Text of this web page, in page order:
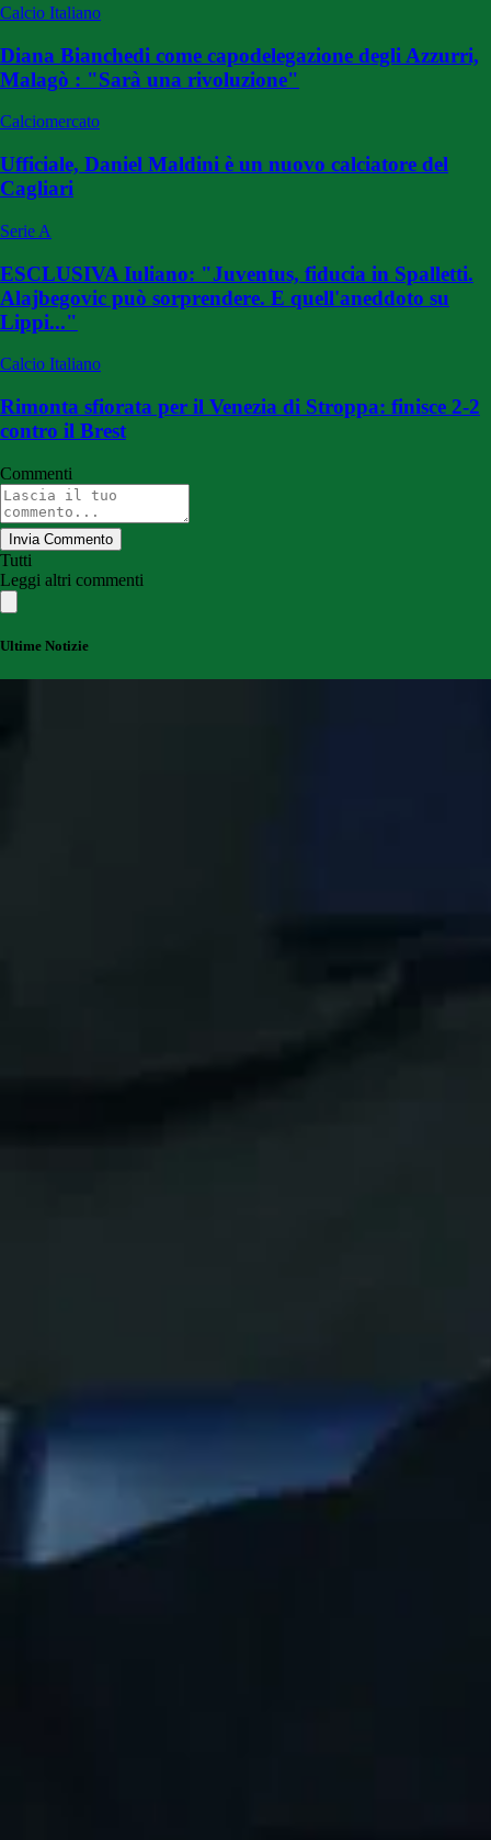
Calcio Italiano
Diana Bianchedi come capodelegazione degli Azzurri,
Malagò : "Sarà una rivoluzione"
Calciomercato
Ufficiale, Daniel Maldini è un nuovo calciatore del
Cagliari
Serie A
ESCLUSIVA Iuliano: "Juventus, fiducia in Spalletti.
Alajbegovic può sorprendere. E quell'aneddoto su
Lippi..."
Calcio Italiano
Rimonta sfiorata per il Venezia di Stroppa: finisce 2-2
contro il Brest
Commenti
Invia Commento
Tutti
Leggi altri commenti
Ultime Notizie